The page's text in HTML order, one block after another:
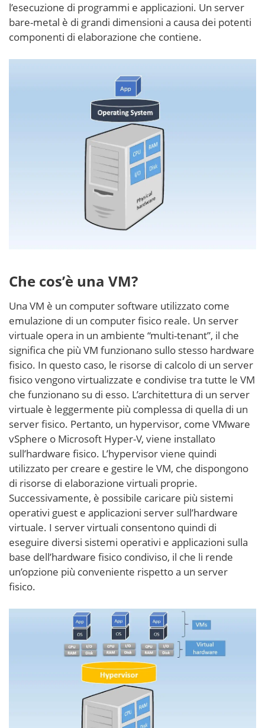
l’esecuzione di programmi e applicazioni. Un server
bare-metal è di grandi dimensioni a causa dei potenti
componenti di elaborazione che contiene.
Che cos’è una VM?
Una VM è un computer software utilizzato come
emulazione di un computer fisico reale. Un server
virtuale opera in un ambiente “multi-tenant”, il che
significa che più VM funzionano sullo stesso hardware
fisico. In questo caso, le risorse di calcolo di un server
fisico vengono virtualizzate e condivise tra tutte le VM
che funzionano su di esso. L’architettura di un server
virtuale è leggermente più complessa di quella di un
server fisico. Pertanto, un hypervisor, come VMware
vSphere o Microsoft Hyper-V, viene installato
sull’hardware fisico. L’hypervisor viene quindi
utilizzato per creare e gestire le VM, che dispongono
di risorse di elaborazione virtuali proprie.
Successivamente, è possibile caricare più sistemi
operativi guest e applicazioni server sull’hardware
virtuale. I server virtuali consentono quindi di
eseguire diversi sistemi operativi e applicazioni sulla
base dell’hardware fisico condiviso, il che li rende
un’opzione più conveniente rispetto a un server
fisico.